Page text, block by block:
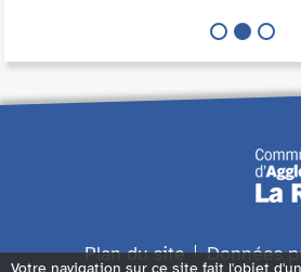
Plan du site
Données
Votre navigation sur ce site fait l'objet